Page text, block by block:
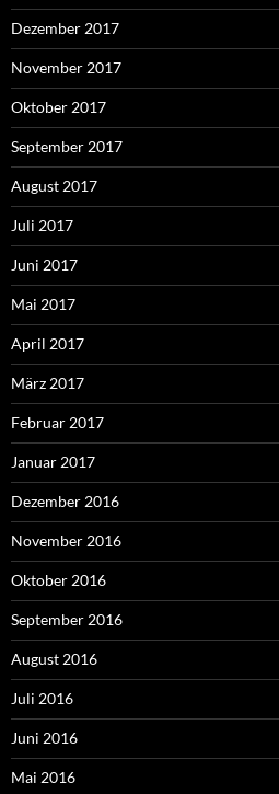
Dezember 2017
November 2017
Oktober 2017
September 2017
August 2017
Juli 2017
Juni 2017
Mai 2017
April 2017
März 2017
Februar 2017
Januar 2017
Dezember 2016
November 2016
Oktober 2016
September 2016
August 2016
Juli 2016
Juni 2016
Mai 2016